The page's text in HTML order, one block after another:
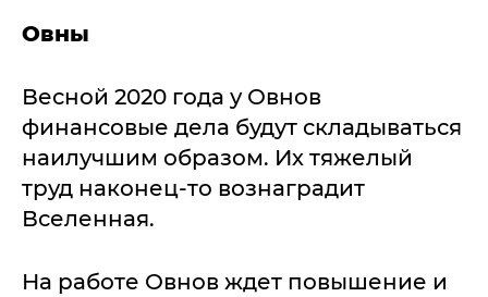
Овны
Весной 2020 года у Овнов
финансовые дела будут складываться
наилучшим образом. Их тяжелый
труд наконец-то вознаградит
Вселенная.
На работе Овнов ждет повышение и